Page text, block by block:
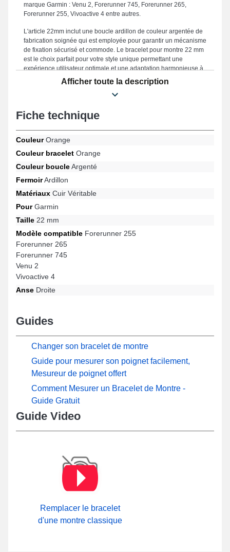
marque Garmin : Venu 2, Forerunner 745, Forerunner 265,
Forerunner 255, Vivoactive 4 entre autres.
L'article 22mm inclut une boucle ardillon de couleur argentée de
fabrication soignée qui est employée pour garantir un mécanisme
de fixation sécurisé et commode. Le bracelet pour montre 22 mm
est le choix parfait pour votre style unique permettant une
expérience utilisateur optimale et une adaptation harmonieuse à
l'aide de son format de 22mm. Le bracelet montre constitue un
compromis approprié en vue d'en changer un brisé ou abîmé, car
il est robuste. La couleur orangee délicate du bracelet pour
Étant composé d'une fermeture ardillon de qualité, ce modèle de
bracelet de montre connectée est compatible sur les gabarits
Forerunner 265 entre autres de la marque Garmin. Au moyen de
sa robustesse, ce bracelet Garmin s'adapte harmonieusement à
Afficher toute la description
Fiche technique
CouleurOrange
Couleur bracelet Orange
Couleur boucleArgenté
FermoirArdillon
Matériaux Cuir Véritable
PourGarmin
Taille 22 mm
Modèle compatible Forerunner 255
Forerunner 265
Forerunner 745
Venu 2
Vivoactive 4
Anse Droite
Guides
Changer son bracelet de montre
Guide pour mesurer son poignet facilement,
Mesureur de poignet offert
Comment Mesurer un Bracelet de Montre -
Guide Gratuit
Guide Video
Remplacer le bracelet
d'une montre classique